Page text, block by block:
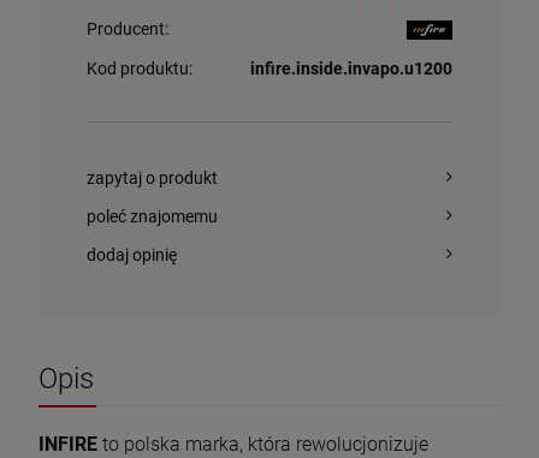
Cena regularna:
Producent:
Kod produktu: infire.inside.invapo.u1200
zapytaj o produkt
poleć znajomemu
dodaj opinię
Opis
INFIRE to polska marka, która rewolucjonizuje